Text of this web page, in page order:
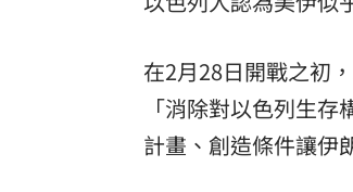
在2月28日開戰之初
「消除對以色列生
計畫、創造條件讓伊